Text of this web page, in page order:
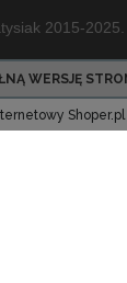
2015-
WERSJĘ
Shoper.pl